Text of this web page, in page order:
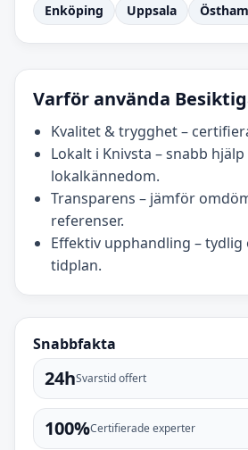
Enköping
Uppsala
Varför använda
Kvalitet & trygghet –
Lokalt i Knivsta – snabb hjälp
lokalkännedom.
Transparens – jämför
referenser.
Effektiv upphandling –
tidplan.
Snabbfakta
24hSvarstid offert
100%Certifierade experter